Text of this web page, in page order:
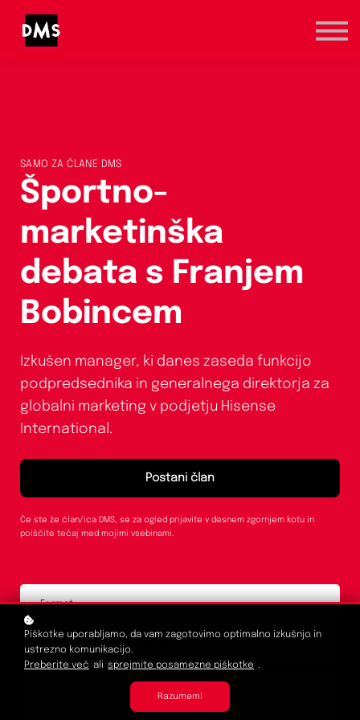
SAMO ZA ČLANE DMS
Športno-
marketinška
debata s Franjem
Bobincem
Izkušen manager, ki danes zaseda funkcijo
podpredsednika in generalnega direktorja za
globalni marketing v podjetju Hisense
International.
Postani član
Če ste že član/ica DMS, se za ogled prijavite v desnem zgornjem kotu in
poiščite tečaj med mojimi vsebinami.
Format
Športno središče
Piškotke uporabljamo, da vam zagotovimo optimalno izkušnjo in
ustrezno komunikacijo.
Preberite več ali sprejmite posamezne piškotke .
Razumem!